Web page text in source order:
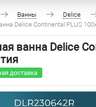
Ванны Delice
Delice Continental PLUS
ванна Delice
доставка